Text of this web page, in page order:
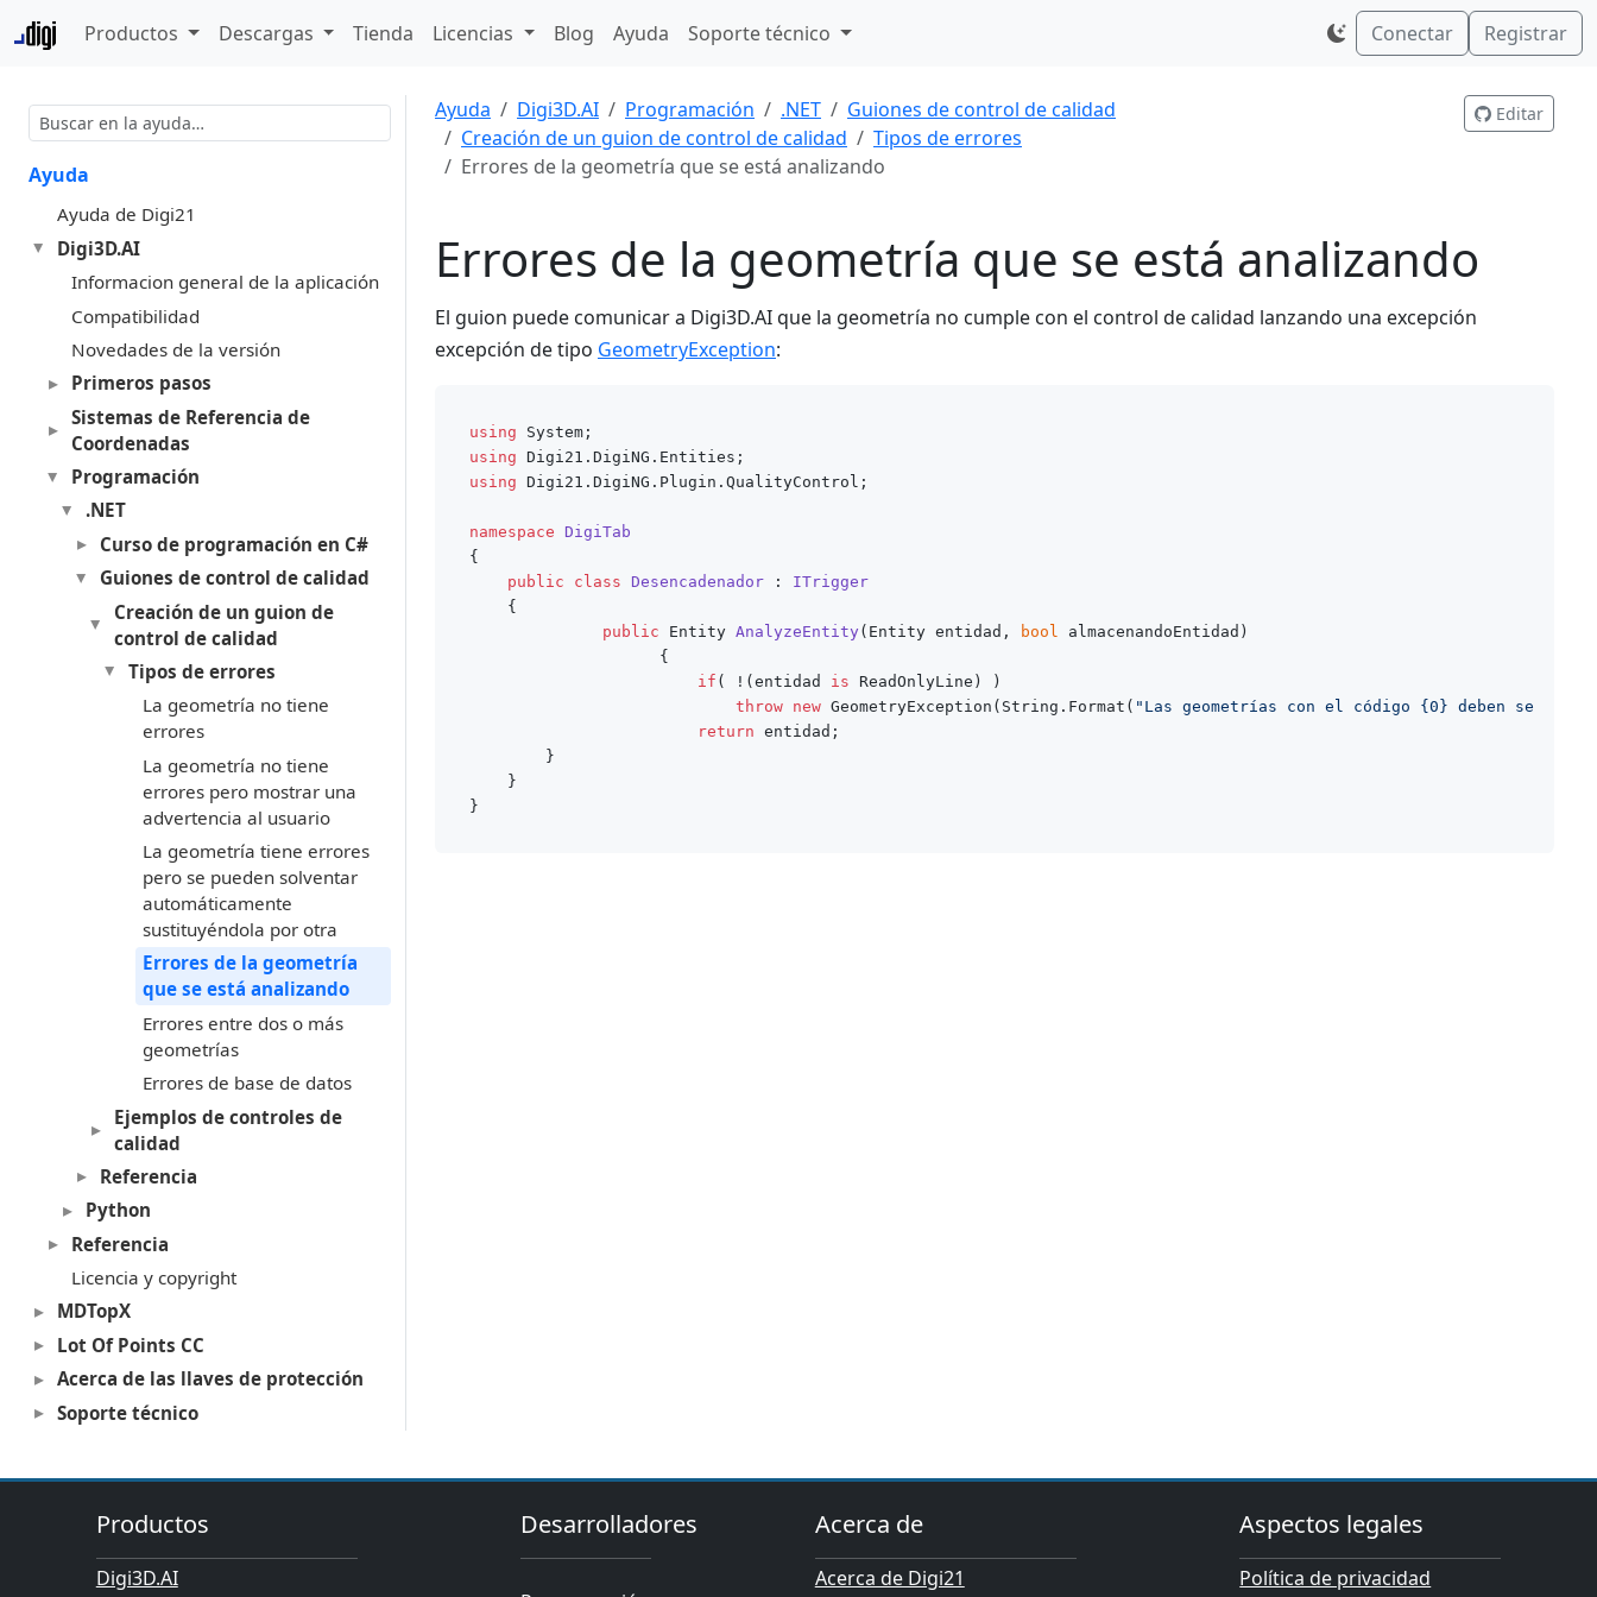
Productos Descargas Tienda Licencias Blog Ayuda Soporte técnico Conectar Registrar
Ayuda
Ayuda de Digi21
Digi3D.AI
Informacion general de la aplicación
Compatibilidad
Novedades de la versión
Primeros pasos
Sistemas de Referencia de
Coordenadas
Programación
.NET
Curso de programación en C#
Guiones de control de calidad
Creación de un guion de
control de calidad
Tipos de errores
La geometría no tiene
errores
La geometría no tiene
errores pero mostrar una
advertencia al usuario
La geometría tiene errores
pero se pueden solventar
automáticamente
sustituyéndola por otra
Errores de la geometría
que se está analizando
Errores entre dos o más
geometrías
Errores de base de datos
Ejemplos de controles de
calidad
Referencia
Python
Referencia
Licencia y copyright
MDTopX
Lot Of Points CC
Acerca de las llaves de protección
Soporte técnico
Ayuda Digi3D.AI Programación .NET
Guiones de control de calidad
Creación de un guion de control de calidad
Tipos de errores
Errores de la geometría que se está analizando
Editar
Errores de la geometría que se está analizando
El guion puede comunicar a Digi3D.AI que la geometría no cumple con el control de calidad lanzando una excepción
excepción de tipo GeometryException:
using
using
using Digi21.DigiNG.Plugin.QualityControl;
namespace
DigiTab
{
public
class Desencadenador : ITrigger
    {
public Entity AnalyzeEntity ( Entity entidad, bool almacenandoEntidad )
if ( !(entidad is ReadOnlyLine) )
throw
new GeometryException(String.Format( "Las geometrías con el código {0} deben ser
return entidad;
        }
    }
Productos
Digi3D.AI
Desarrolladores Acerca de
Acerca de Digi21
Aspectos legales
Política de privacidad